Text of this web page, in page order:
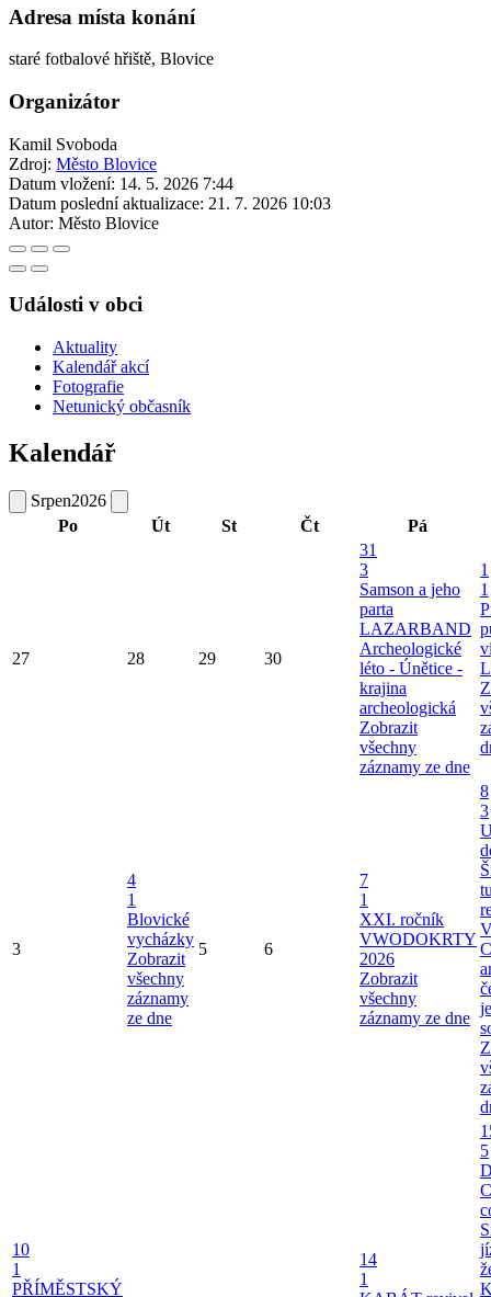
Adresa místa konání
staré fotbalové hřiště, Blovice
Organizátor
Kamil Svoboda
Zdroj: Město Blovice
Datum vložení: 14. 5. 2026 7:44
Datum poslední aktualizace: 21. 7. 2026 10:03
Autor: Město Blovice
Události v obci
Aktuality
Kalendář akcí
Fotografie
Netunický občasník
Kalendář
Srpen2026
Po
Út St Čt Pá
27 28 29 30
31
3
Samson a jeho
parta
LAZARBAND
Archeologické
léto - Únětice -
krajina
archeologická
Zobrazit
všechny
záznamy ze dne
1
1
3
4
1
Blovické
vycházky
Zobrazit
všechny
záznamy
ze dne
5 6
7
1
XXI. ročník
VWODOKRTY
2026
Zobrazit
všechny
záznamy ze dne
8
3
10
1
PŘÍMĚSTSKÝ
14
1
5